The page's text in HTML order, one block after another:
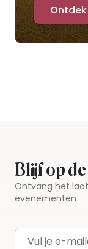
Blijf op
Ontvang het
evenementen
E-mailadres